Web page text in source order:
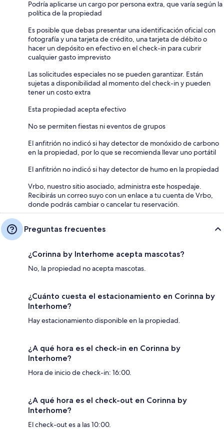
Podría aplicarse un cargo por persona extra, que varía según la
política de la propiedad
Es posible que debas presentar una identificación oficial con
fotografía y una tarjeta de crédito, una tarjeta de débito o
hacer un depósito en efectivo en el check-in para cubrir
cualquier gasto imprevisto
Las solicitudes especiales no se pueden garantizar. Están
sujetas a disponibilidad al momento del check-in y pueden
tener un costo extra
Esta propiedad acepta efectivo
No se permiten fiestas ni eventos de grupos
El anfitrión no indicó si hay detector de monóxido de carbono
en la propiedad, por lo que se recomienda llevar uno portátil
El anfitrión no indicó si hay detector de humo en la propiedad
Vrbo, nuestro sitio asociado, administra este hospedaje.
Recibirás un correo suyo con un enlace a tu cuenta de Vrbo,
donde podrás cambiar o cancelar tu reservación.
Preguntas frecuentes
¿Corinna by Interhome acepta mascotas?
No, la propiedad no acepta mascotas.
¿Cuánto cuesta el estacionamiento en Corinna by
Interhome?
Hay estacionamiento disponible en la propiedad.
¿A qué hora es el check-in en Corinna by
Interhome?
Hora de inicio de check-in: 16:00.
¿A qué hora es el check-out en Corinna by
Interhome?
El check-out es a las 10:00.